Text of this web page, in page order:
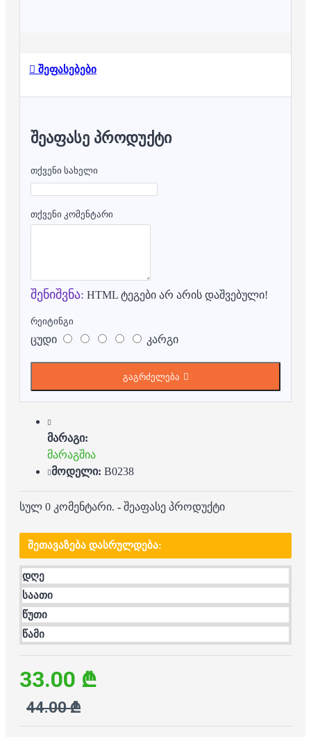
შეფასებები
ᲨᲔᲐᲤᲐᲡᲔ ᲞᲠᲝᲓᲣᲥᲢᲘ
თქვენი სახელი
თქვენი კომენტარი
შენიშვნა: HTML ტეგები არ არის დაშვებული!
რეიტინგი
ცუდი კარგი
გაგრძელება
მარაგი:
მარაგშია
მოდელი: B0238
სულ 0 კომენტარი. - შეაფასე პროდუქტი
ᲨᲔᲗᲐᲕᲐᲖᲔᲑᲐ ᲓᲐᲡᲠᲣᲚᲓᲔᲑᲐ:
დღე
საათი
წუთი
წამი
33.00 ₾
44.00 ₾